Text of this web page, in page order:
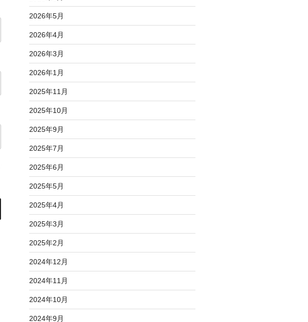
2026年5月
2026年4月
2026年3月
2026年1月
2025年11月
2025年10月
2025年9月
2025年7月
2025年6月
2025年5月
2025年4月
2025年3月
2025年2月
2024年12月
2024年11月
2024年10月
2024年9月